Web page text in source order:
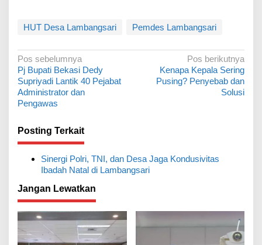
HUT Desa Lambangsari Pemdes Lambangsari
N
a
v
i
g
a
p
o
s
Pos sebelumnya
Pj Bupati Bekasi Dedy
Supriyadi Lantik 40 Pejabat
Administrator dan
Pengawas
Pos berikutnya
Kenapa Kepala Sering
Pusing? Penyebab dan
Solusi
Posting Terkait
Sinergi Polri, TNI, dan Desa Jaga Kondusivitas
Ibadah Natal di Lambangsari
Jangan Lewatkan